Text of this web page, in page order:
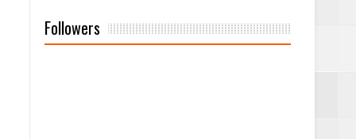
Followers